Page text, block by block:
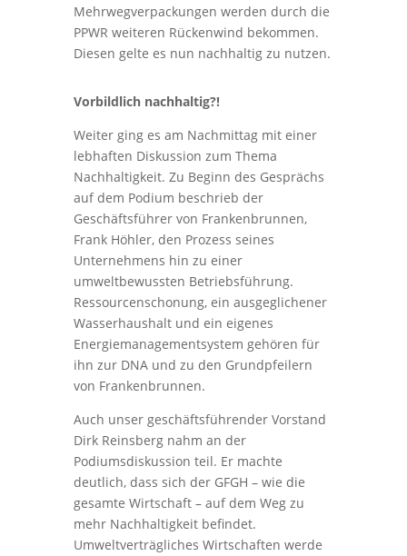
Mehrwegverpackungen werden durch die
PPWR weiteren Rückenwind bekommen.
Diesen gelte es nun nachhaltig zu nutzen.
Vorbildlich nachhaltig?!
Weiter ging es am Nachmittag mit einer
lebhaften Diskussion zum Thema
Nachhaltigkeit. Zu Beginn des Gesprächs
auf dem Podium beschrieb der
Geschäftsführer von Frankenbrunnen,
Frank Höhler, den Prozess seines
Unternehmens hin zu einer
umweltbewussten Betriebsführung.
Ressourcenschonung, ein ausgeglichener
Wasserhaushalt und ein eigenes
Energiemanagementsystem gehören für
ihn zur DNA und zu den Grundpfeilern
von Frankenbrunnen.
Auch unser geschäftsführender Vorstand
Dirk Reinsberg nahm an der
Podiumsdiskussion teil. Er machte
deutlich, dass sich der GFGH – wie die
gesamte Wirtschaft – auf dem Weg zu
mehr Nachhaltigkeit befindet.
Umweltverträgliches Wirtschaften werde